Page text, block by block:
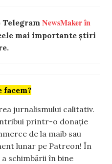
NewsMaker în
mai importante știri
facem?
jurnalismului calitativ.
printr-o donație
de la maib sau
lunar pe Patreon! În
schimbării în bine